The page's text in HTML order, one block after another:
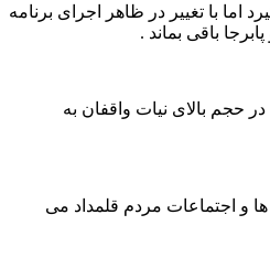
با تغییر در ظاهر اجرای برنامه
باقی بماند .
حجم بالای نیات واقفان به
ها و اجتماعات مردم قلمداد می